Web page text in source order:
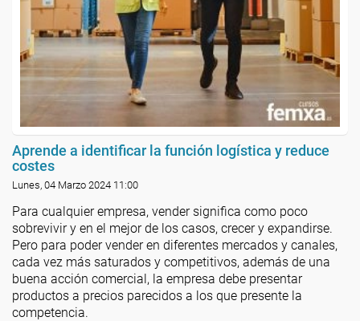
Aprende a identificar la función logística y reduce
costes
Lunes, 04 Marzo 2024 11:00
Para cualquier empresa, vender significa como poco
sobrevivir y en el mejor de los casos, crecer y expandirse.
Pero para poder vender en diferentes mercados y canales,
cada vez más saturados y competitivos, además de una
buena acción comercial, la empresa debe presentar
productos a precios parecidos a los que presente la
competencia.